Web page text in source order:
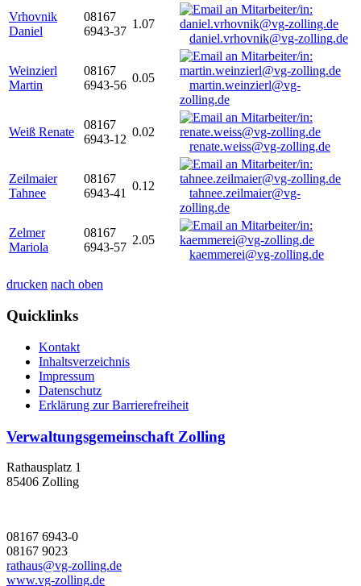
Vrhovnik
Daniel
08167
6943-37
1.07
daniel.vrhovnik@vg-zolling.de
Weinzierl
Martin
08167
6943-56
0.05
martin.weinzierl@vg-
zolling.de
Weiß Renate
08167
6943-12
0.02
renate.weiss@vg-zolling.de
Zeilmaier
Tahnee
08167
6943-41
0.12
tahnee.zeilmaier@vg-
zolling.de
Zelmer
Mariola
08167
6943-57
2.05
kaemmerei@vg-zolling.de
drucken nach oben
Quicklinks
Kontakt
Inhaltsverzeichnis
Impressum
Datenschutz
Erklärung zur Barrierefreiheit
Verwaltungsgemeinschaft Zolling
Rathausplatz 1
85406 Zolling
08167 6943-0
08167 9023
rathaus@vg-zolling.de
www.vg-zolling.de